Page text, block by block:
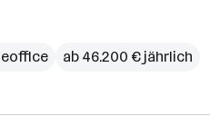
ab 46.200 € jährlich